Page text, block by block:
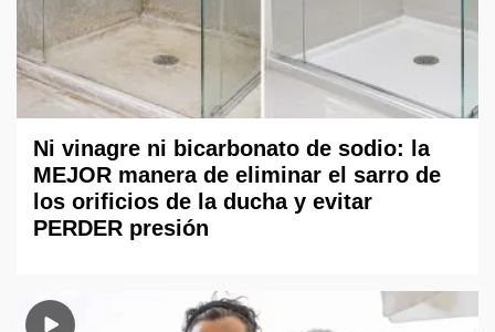
Ni vinagre ni bicarbonato de sodio: la
MEJOR manera de eliminar el sarro de
los orificios de la ducha y evitar
PERDER presión